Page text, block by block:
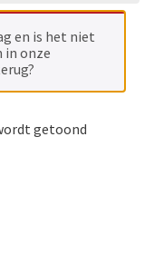
en is het niet
in onze
getoond